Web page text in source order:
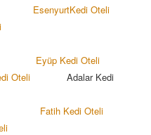
EsenyurtKedi Oteli
Eyüp Kedi Oteli
Oteli Adalar Kedi
Fatih Kedi Oteli